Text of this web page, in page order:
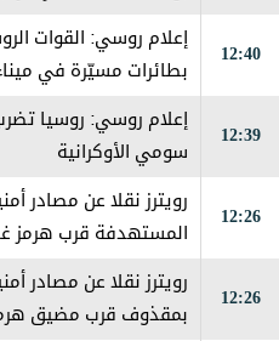
12:40
بطائرات مسيّرة في
12:39
إعلام روسي: روسيا
سومي الأوكرانية
12:26
رويترز نقلا عن مصادر
المستهدفة قرب هرمز
12:26
رويترز نقلا عن مصادر
بمقذوف قرب مضيق